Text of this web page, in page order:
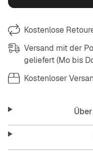
Kostenlose
Versand mit der
geliefert (Mo bis
Kostenloser